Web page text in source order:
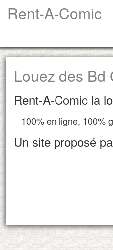
Rent-A-Comic
Louez des Bd
Rent-A-Comic la
100% en ligne, 100%
Un site proposé